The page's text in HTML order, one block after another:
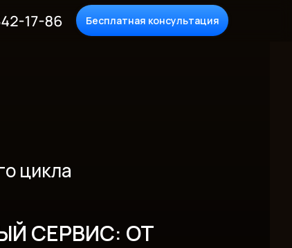
цикла
СЕРВИС: ОТ
Бесплатная консультация